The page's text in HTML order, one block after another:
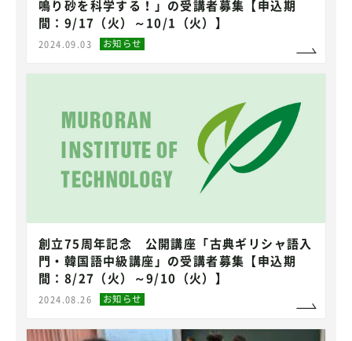
鳴り砂を科学する！」の受講者募集【申込期
間：9/17（火）～10/1（火）】
2024.09.03 お知らせ
創立75周年記念 公開講座「古典ギリシャ語入
門・韓国語中級講座」の受講者募集【申込期
間：8/27（火）～9/10（火）】
2024.08.26 お知らせ